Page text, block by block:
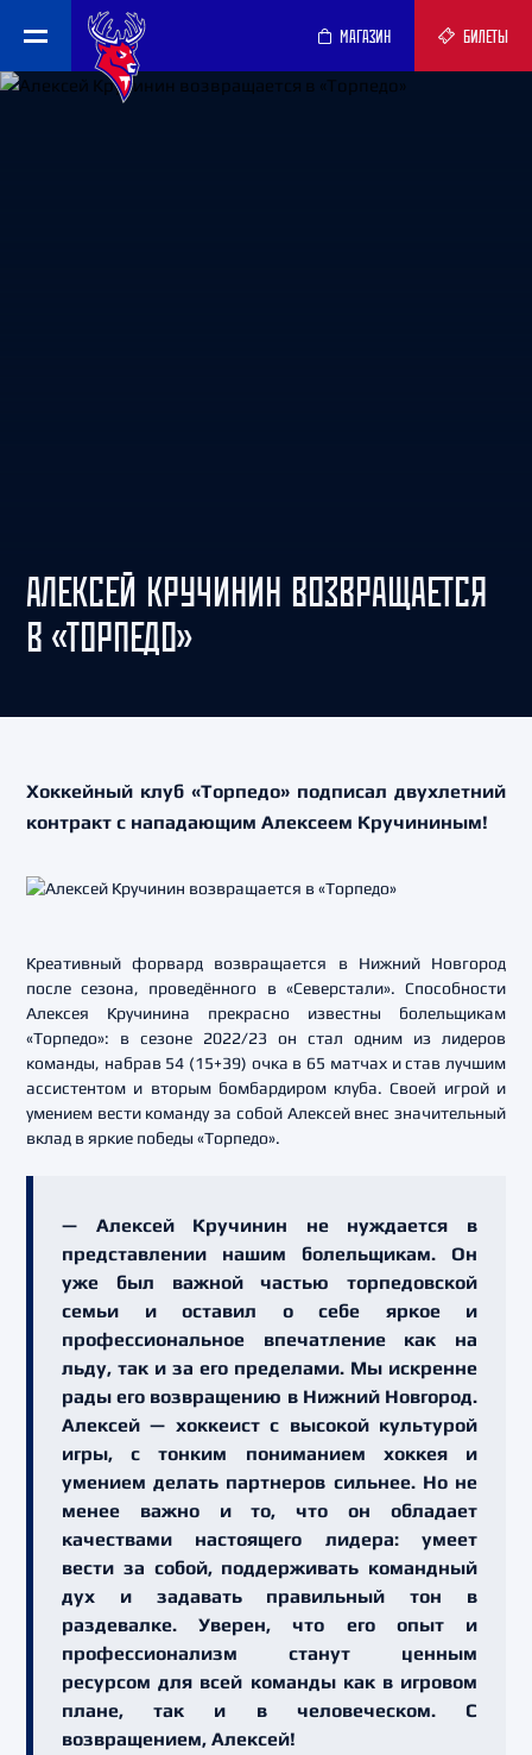
МАГАЗИН БИЛЕТЫ
АЛЕКСЕЙ КРУЧИНИН ВОЗВРАЩАЕТСЯ
В «ТОРПЕДО»
Хоккейный клуб «Торпедо» подписал двухлетний
контракт с нападающим Алексеем Кручининым!
Креативный форвард возвращается в Нижний Новгород
после сезона, проведённого в «Северстали». Способности
Алексея Кручинина прекрасно известны болельщикам
«Торпедо»: в сезоне 2022/23 он стал одним из лидеров
команды, набрав 54 (15+39) очка в 65 матчах и став лучшим
ассистентом и вторым бомбардиром клуба. Своей игрой и
умением вести команду за собой Алексей внес значительный
вклад в яркие победы «Торпедо».
— Алексей Кручинин не нуждается в
представлении нашим болельщикам. Он
уже был важной частью торпедовской
семьи и оставил о себе яркое и
профессиональное впечатление как на
льду, так и за его пределами. Мы искренне
рады его возвращению в Нижний Новгород.
Алексей — хоккеист с высокой культурой
игры, с тонким пониманием хоккея и
умением делать партнеров сильнее. Но не
менее важно и то, что он обладает
качествами настоящего лидера: умеет
вести за собой, поддерживать командный
дух и задавать правильный тон в
раздевалке. Уверен, что его опыт и
профессионализм станут ценным
ресурсом для всей команды как в игровом
плане, так и в человеческом. С
возвращением, Алексей!